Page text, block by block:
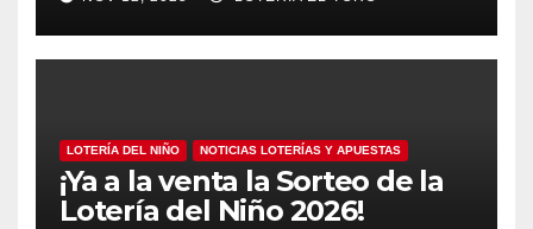
LOTERÍA DEL NIÑO NOTICIAS LOTERÍAS Y APUESTAS
¡Ya a la venta la Sorteo de la
Lotería del Niño 2026!